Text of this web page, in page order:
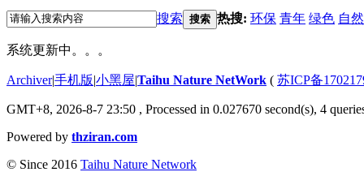
搜索 搜索 热搜: 环保 青年 绿色 自
系统更新中。。。
Archiver|手机版|小黑屋|Taihu Nature NetWork ( 苏ICP备
GMT+8, 2026-8-7 23:50 , Processed in 0.027670 second(s), 4
Powered by thziran.com
© Since 2016 Taihu Nature Network